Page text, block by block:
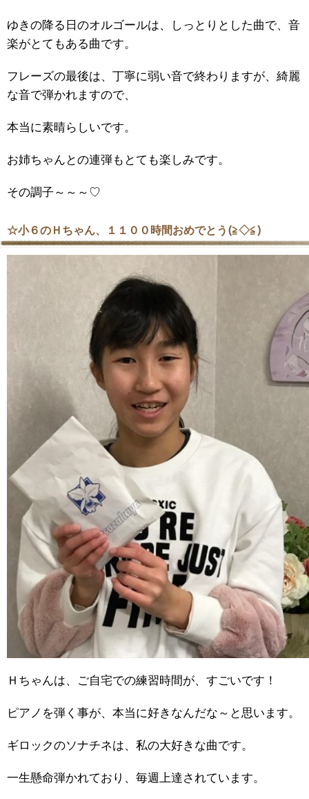
ゆきの降る日のオルゴールは、しっとりとした曲で、音
楽がとてもある曲です。
フレーズの最後は、丁寧に弱い音で終わりますが、綺麗
な音で弾かれますので、
本当に素晴らしいです。
お姉ちゃんとの連弾もとても楽しみです。
その調子～～～♡
☆小６のＨちゃん、１１００時間おめでとう(≧◇≦)
Ｈちゃんは、ご自宅での練習時間が、すごいです！
ピアノを弾く事が、本当に好きなんだな～と思います。
ギロックのソナチネは、私の大好きな曲です。
一生懸命弾かれており、毎週上達されています。